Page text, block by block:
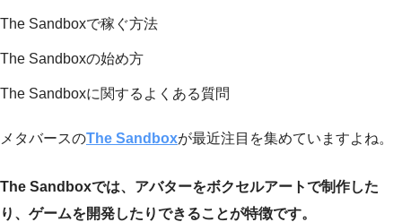
The Sandboxで稼ぐ方法
The Sandboxの始め方
The Sandboxに関するよくある質問
メタバースのThe Sandboxが最近注目を集めていますよね。
The Sandboxでは、アバターをボクセルアートで制作した
り、ゲームを開発したりできることが特徴です。